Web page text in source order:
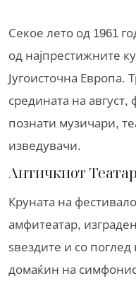
Секое лето од 1961
од најпрестижните
Југоисточна Европа.
средината на август,
познати музичари,
изведувачи.
Античкиот Театар
Круната на
амфитеатар,
ѕвездите и со поглед
домаќин на